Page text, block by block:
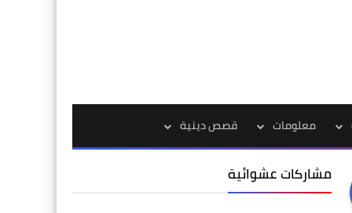
معلومات قصص دينية
مشاركات عشوائية